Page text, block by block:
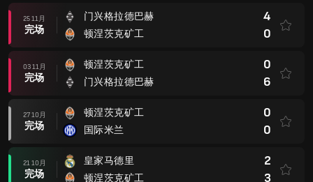
25 11月
完场
门兴格拉德巴赫
顿涅茨克矿工
4
0
03 11月
完场
顿涅茨克矿工
门兴格拉德巴赫
0
6
27 10月
完场
顿涅茨克矿工
国际米兰
0
0
21 10月
完场
皇家马德里
顿涅茨克矿工
2
3